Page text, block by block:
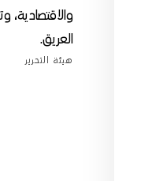
والاقتصادية،
العريق.
هيئة التحرير